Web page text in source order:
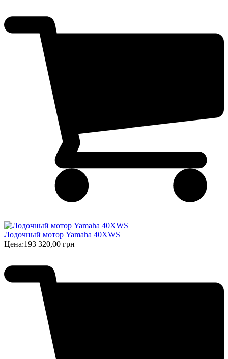
Лодочный мотор Yamaha 40XWS
Цена:193 320,00 грн